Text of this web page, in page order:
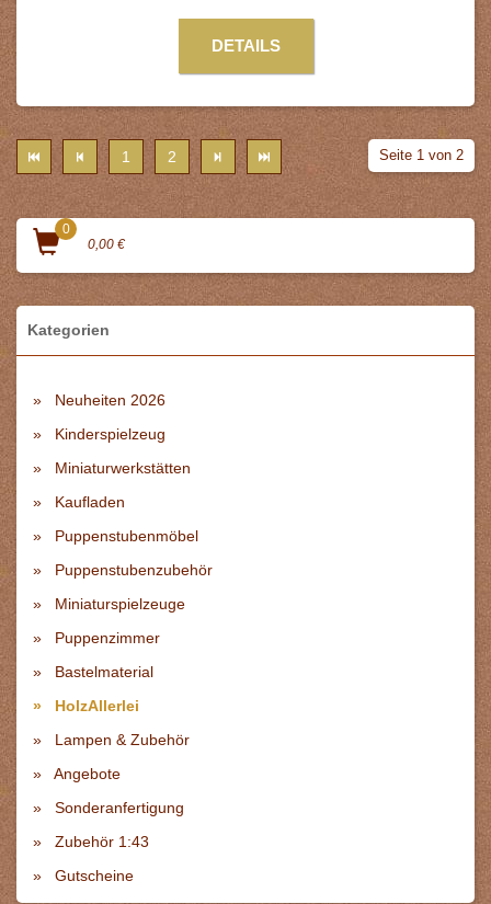
DETAILS
1 2 Seite 1 von 2
0
0,00 €
Kategorien
Neuheiten 2026
Kinderspielzeug
Miniaturwerkstätten
Kaufladen
Puppenstubenmöbel
Puppenstubenzubehör
Miniaturspielzeuge
Puppenzimmer
Bastelmaterial
HolzAllerlei
Lampen & Zubehör
Angebote
Sonderanfertigung
Zubehör 1:43
Gutscheine